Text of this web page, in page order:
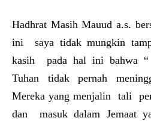
Hadhrat Masih Mauud a.s.
ini saya tidak mungkin
kasih pada hal ini bahwa “
Tuhan tidak pernah
Mereka yang menjalin tali
dan masuk dalam Jemaat